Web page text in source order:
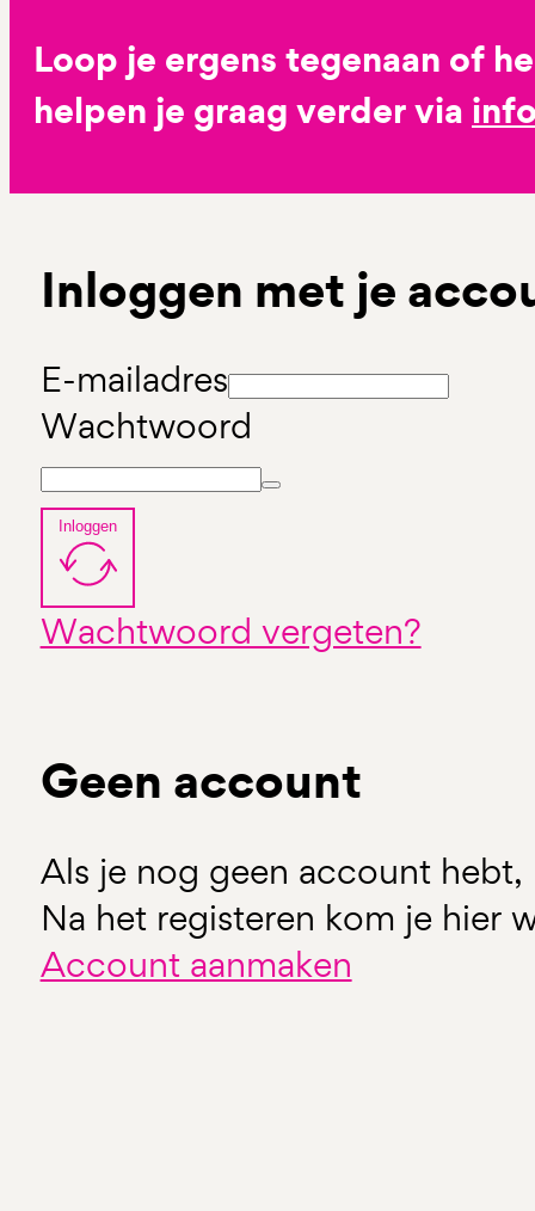
Loop je ergens tegenaan of
helpen je graag verder via
Inloggen met je
E-mailadres
Wachtwoord
Inloggen
Wachtwoord vergeten?
Geen account
Als je nog geen account hebt,
Na het registeren kom je hier
Account aanmaken